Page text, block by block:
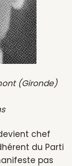
(Gironde)
chef
du Parti
pas